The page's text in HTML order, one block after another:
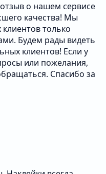
о нашем сервисе
качества! Мы
только
Будем рады видеть
клиентов! Если у
или пожелания,
Спасибо за